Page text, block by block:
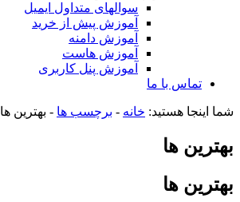
سوالهای متداول ایمیل
آموزش پیش از خرید
آموزش دامنه
آموزش هاست
آموزش پنل کاربری
تماس با ما
شما اینجا هستید: خانه - برچسب ها - بهترین ها
بهترین ها
بهترین ها